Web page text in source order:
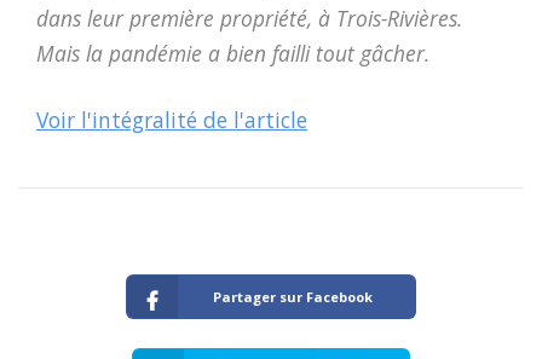
dans leur première propriété, à Trois-Rivières.
Mais la pandémie a bien failli tout gâcher.
Voir l'intégralité de l'article
Partager sur Facebook